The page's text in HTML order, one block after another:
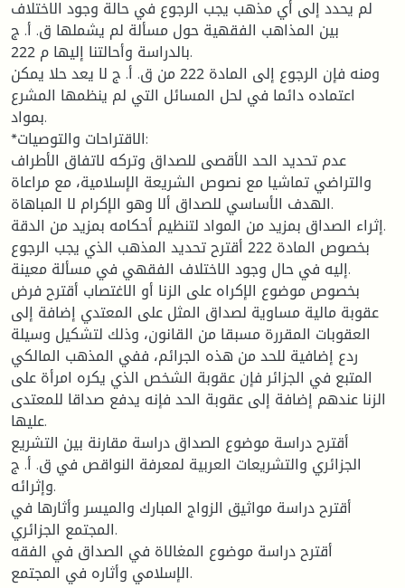
لم يحدد إلى أي مذهب يجب الرجوع في حالة وجود الاختلاف
بين المذاهب الفقهية حول مسألة لم يشملها ق. أ. ج
بالدراسة وأحالتنا إليها م 222.
ومنه فإن الرجوع إلى المادة 222 من ق. أ. ج لا يعد حلا يمكن
اعتماده دائما في لحل المسائل التي لم ينظمها المشرع
بمواد.
*الاقتراحات والتوصيات:
عدم تحديد الحد الأقصى للصداق وتركه لاتفاق الأطراف
والتراضي تماشيا مع نصوص الشريعة الإسلامية، مع مراعاة
الهدف الأساسي للصداق ألا وهو الإكرام لا المباهاة.
إثراء الصداق بمزيد من المواد لتنظيم أحكامه بمزيد من الدقة.
بخصوص المادة 222 أقترح تحديد المذهب الذي يجب الرجوع
إليه في حال وجود الاختلاف الفقهي في مسألة معينة.
بخصوص موضوع الإكراه على الزنا أو الاغتصاب أقترح فرض
عقوبة مالية مساوية لصداق المثل على المعتدي إضافة إلى
العقوبات المقررة مسبقا من القانون، وذلك لتشكيل وسيلة
ردع إضافية للحد من هذه الجرائم، ففي المذهب المالكي
المتبع في الجزائر فإن عقوبة الشخص الذي يكره امرأة على
الزنا عندهم إضافة إلى عقوبة الحد فإنه يدفع صداقا للمعتدى
عليها.
أقترح دراسة موضوع الصداق دراسة مقارنة بين التشريع
الجزائري والتشريعات العربية لمعرفة النواقص في ق. أ. ج
وإثرائه.
أقترح دراسة مواثيق الزواج المبارك والميسر وأثارها في
المجتمع الجزائري.
أقترح دراسة موضوع المغالاة في الصداق في الفقه
الإسلامي وأثاره في المجتمع.